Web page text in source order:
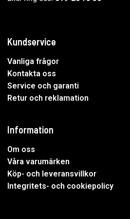
Kundservice
Vanliga frågor
Kontakta oss
Service och garanti
Retur och reklamation
Information
Om oss
Våra varumärken
Köp- och leveransvillkor
Integritets- och cookiepolicy